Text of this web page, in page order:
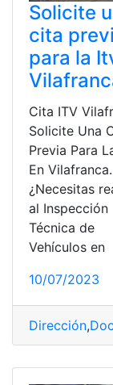
Solicite
cita
para la
Cita ITV
Solicite Una
Previa Para
En Vilafranca.
¿Necesitas
al Inspección
Técnica de
Vehículos en
10/07/2023
Dirección,